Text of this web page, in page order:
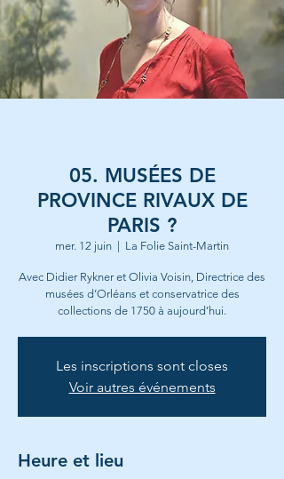
05. MUSÉES DE
PROVINCE RIVAUX DE
PARIS ?
mer. 12 juin La Folie Saint-Martin
Avec Didier Rykner et Olivia Voisin, Directrice des
musées d’Orléans et conservatrice des
collections de 1750 à aujourd’hui.
Les inscriptions sont closes
Voir autres événements
Heure et lieu